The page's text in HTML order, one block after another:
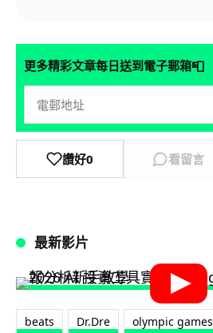
更多精彩文章每日送到電子郵箱📮
讚好0 看留言
最新影片
beats Dr.Dre olympic games